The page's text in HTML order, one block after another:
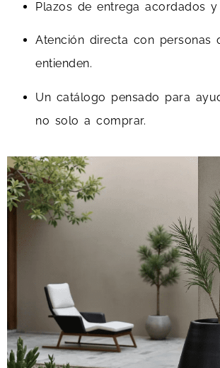
Plazos de entrega acordados
Atención directa con personas
entienden.
Un catálogo pensado para
no solo a comprar.